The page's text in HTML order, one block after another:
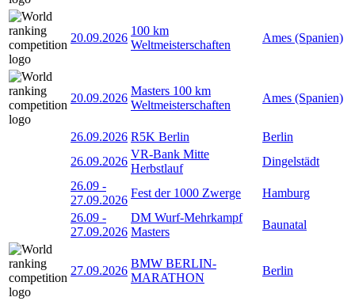
20.09.2026
100 km
Weltmeisterschaften
Ames (Spanien)
20.09.2026
Masters 100 km
Weltmeisterschaften
Ames (Spanien)
26.09.2026 R5K Berlin
Berlin
26.09.2026
VR-Bank Mitte
Herbstlauf
Dingelstädt
26.09 -
27.09.2026
Fest der 1000 Zwerge
Hamburg
26.09 -
27.09.2026
DM Wurf-Mehrkampf
Masters
Baunatal
27.09.2026
BMW BERLIN-
MARATHON
Berlin